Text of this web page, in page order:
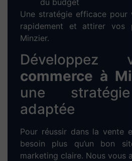
du budget
Une stratégie efficace pour
rapidement et attirer vos
Minzier.
commerce à
une
adaptée
Pour réussir dans la vente
besoin plus qu’un bon
marketing claire. Nous vous